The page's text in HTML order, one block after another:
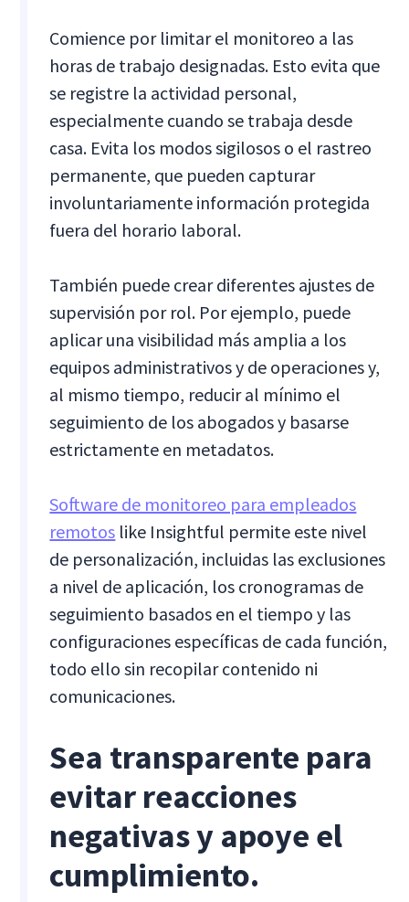
Comience por limitar el monitoreo a las
horas de trabajo designadas. Esto evita que
se registre la actividad personal,
especialmente cuando se trabaja desde
casa. Evita los modos sigilosos o el rastreo
permanente, que pueden capturar
involuntariamente información protegida
fuera del horario laboral.
También puede crear diferentes ajustes de
supervisión por rol. Por ejemplo, puede
aplicar una visibilidad más amplia a los
equipos administrativos y de operaciones y,
al mismo tiempo, reducir al mínimo el
seguimiento de los abogados y basarse
estrictamente en metadatos.
Software de monitoreo para empleados
remotos like Insightful permite este nivel
de personalización, incluidas las exclusiones
a nivel de aplicación, los cronogramas de
seguimiento basados en el tiempo y las
configuraciones específicas de cada función,
todo ello sin recopilar contenido ni
comunicaciones.
Sea transparente para
evitar reacciones
negativas y apoye el
cumplimiento.